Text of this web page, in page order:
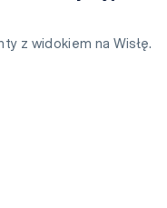
z widokiem na Wisłę.